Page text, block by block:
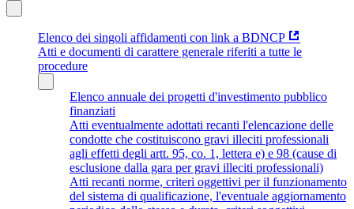
Elenco dei singoli affidamenti con link a BDNCP
Atti e documenti di carattere generale riferiti a tutte le
procedure
Elenco annuale dei progetti d'investimento pubblico
finanziati
Atti eventualmente adottati recanti l'elencazione delle
condotte che costituiscono gravi illeciti professionali
agli effetti degli artt. 95, co. 1, lettera e) e 98 (cause di
esclusione dalla gara per gravi illeciti professionali)
Atti recanti norme, criteri oggettivi per il funzionamento
del sistema di qualificazione, l'eventuale aggiornamento